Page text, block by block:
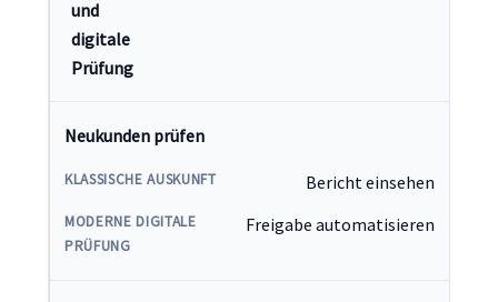
und
digitale
Prüfung
Neukunden prüfen
Bericht einsehen
Freigabe automatisieren